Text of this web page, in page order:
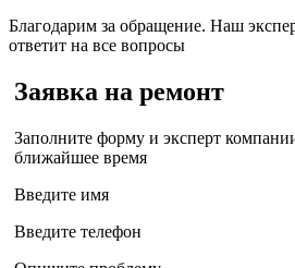
Благодарим за обращение. Наш
ответит на все вопросы
Заявка на ремонт
Заполните форму и эксперт
ближайшее время
Введите имя
Введите телефон